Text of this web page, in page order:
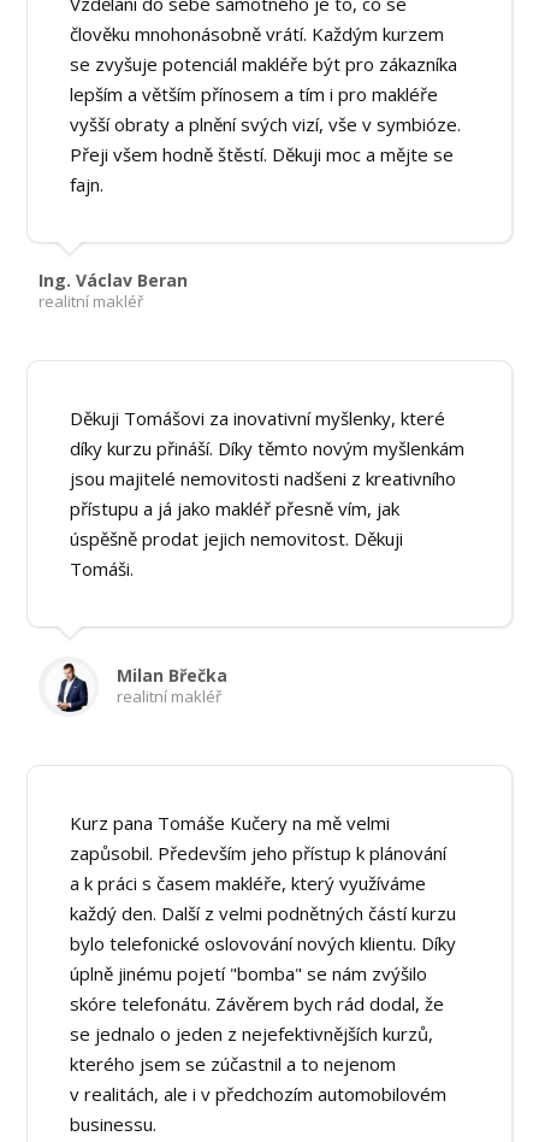
člověku mnohonásobně vrátí. Každým kurzem
se zvyšuje potenciál makléře být pro zákazníka
lepším a větším přínosem a tím i pro makléře
vyšší obraty a plnění svých vizí, vše v symbióze.
Přeji všem hodně štěstí. Děkuji moc a mějte se
fajn.
Ing. Václav Beran
realitní makléř
Děkuji Tomášovi za inovativní myšlenky, které
díky kurzu přináší. Díky těmto novým myšlenkám
jsou majitelé nemovitosti nadšeni z kreativního
přístupu a já jako makléř přesně vím, jak
úspěšně prodat jejich nemovitost. Děkuji
Tomáši.
Milan Břečka
realitní makléř
Kurz pana Tomáše Kučery na mě velmi
zapůsobil. Především jeho přístup k plánování
a k práci s časem makléře, který využíváme
každý den. Další z velmi podnětných částí kurzu
bylo telefonické oslovování nových klientu. Díky
úplně jinému pojetí "bomba" se nám zvýšilo
skóre telefonátu. Závěrem bych rád dodal, že
se jednalo o jeden z nejefektivnějších kurzů,
kterého jsem se zúčastnil a to nejenom
v realitách, ale i v předchozím automobilovém
businessu.